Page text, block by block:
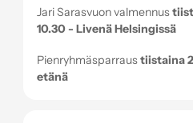
Jari Sarasvuon valmennus
10.30 - Livenä Helsingissä
Pienryhmäsparraustiistaina
etänä